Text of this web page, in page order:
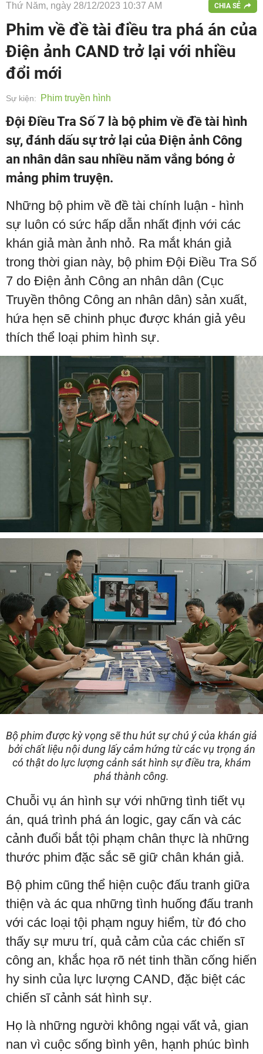
Thứ Năm, ngày 28/12/2023 10:37 AM CHIA SẺ
Phim về đề tài điều tra phá án của
Điện ảnh CAND trở lại với nhiều
đổi mới
Sự kiện: Phim truyền hình
Đội Điều Tra Số 7 là bộ phim về đề tài hình
sự, đánh dấu sự trở lại của Điện ảnh Công
an nhân dân sau nhiều năm vắng bóng ở
mảng phim truyện.
Những bộ phim về đề tài chính luận - hình
sự luôn có sức hấp dẫn nhất định với các
khán giả màn ảnh nhỏ. Ra mắt khán giả
trong thời gian này, bộ phim Đội Điều Tra Số
7 do Điện ảnh Công an nhân dân (Cục
Truyền thông Công an nhân dân) sản xuất,
hứa hẹn sẽ chinh phục được khán giả yêu
thích thể loại phim hình sự.
Bộ phim được kỳ vọng sẽ thu hút sự chú ý của khán giả
bởi chất liệu nội dung lấy cảm hứng từ các vụ trọng án
có thật do lực lượng cảnh sát hình sự điều tra, khám
phá thành công.
Chuỗi vụ án hình sự với những tình tiết vụ
án, quá trình phá án logic, gay cấn và các
cảnh đuổi bắt tội phạm chân thực là những
thước phim đặc sắc sẽ giữ chân khán giả.
Bộ phim cũng thể hiện cuộc đấu tranh giữa
thiện và ác qua những tình huống đấu tranh
với các loại tội phạm nguy hiểm, từ đó cho
thấy sự mưu trí, quả cảm của các chiến sĩ
công an, khắc họa rõ nét tinh thần cống hiến
hy sinh của lực lượng CAND, đặc biệt các
chiến sĩ cảnh sát hình sự.
Họ là những người không ngại vất vả, gian
nan vì cuộc sống bình yên, hạnh phúc bình